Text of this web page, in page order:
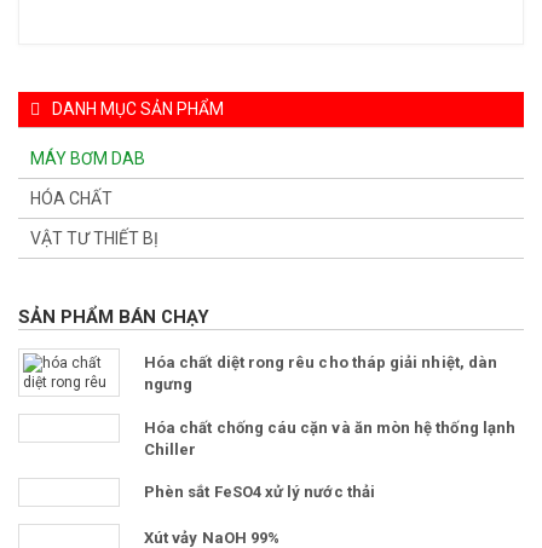
DANH MỤC SẢN PHẨM
MÁY BƠM DAB
HÓA CHẤT
VẬT TƯ THIẾT BỊ
SẢN PHẨM BÁN CHẠY
Hóa chất diệt rong rêu cho tháp giải nhiệt, dàn
ngưng
Hóa chất chống cáu cặn và ăn mòn hệ thống lạnh
Chiller
Phèn sắt FeSO4 xử lý nước thải
Xút vảy NaOH 99%